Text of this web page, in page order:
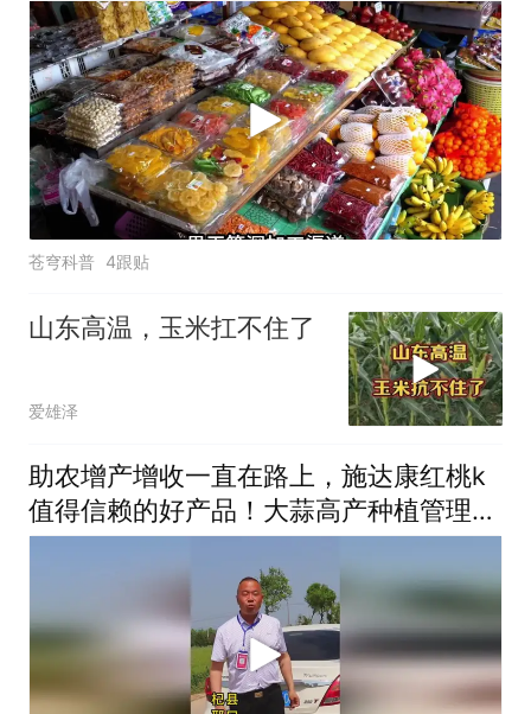
苍穹科普 4跟贴
山东高温，玉米扛不住了
爱雄泽
助农增产增收一直在路上，施达康红桃k
值得信赖的好产品！大蒜高产种植管理技
术